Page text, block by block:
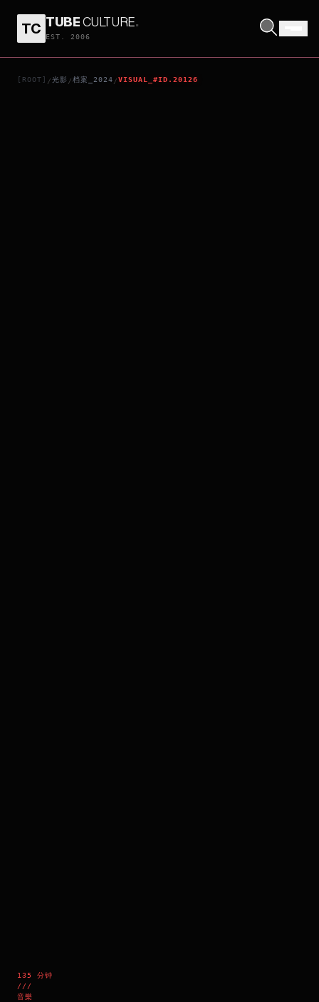
TC TUBECULTURE.
EST. 2006
[ROOT] /光影 /档案_2024 /VISUAL_#ID.20126
135 分钟
///
音樂
YORUSHIKA LIVE TOUR 2024 "ZENSE"